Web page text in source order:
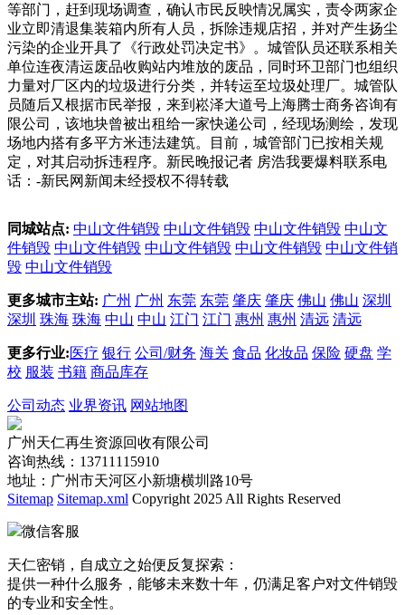
等部门，赶到现场调查，确认市民反映情况属实，责令两家企
业立即清退集装箱内所有人员，拆除违规店招，并对产生扬尘
污染的企业开具了《行政处罚决定书》。城管队员还联系相关
单位连夜清运废品收购站内堆放的废品，同时环卫部门也组织
力量对厂区内的垃圾进行分类，并转运至垃圾处理厂。城管队
员随后又根据市民举报，来到崧泽大道号上海腾士商务咨询有
限公司，该地块曾被出租给一家快递公司，经现场测绘，发现
场地内搭有多平方米违法建筑。目前，城管部门已按相关规
定，对其启动拆违程序。新民晚报记者 房浩我要爆料联系电
话：-新民网新闻未经授权不得转载
同城站点: 中山文件销毁 中山文件销毁 中山文件销毁 中山文
件销毁 中山文件销毁 中山文件销毁 中山文件销毁 中山文件销
毁 中山文件销毁
更多城市主站: 广州 广州 东莞 东莞 肇庆 肇庆 佛山 佛山 深圳
深圳 珠海 珠海 中山 中山 江门 江门 惠州 惠州 清远 清远
更多行业:医疗 银行 公司/财务 海关 食品 化妆品 保险 硬盘 学
校 服装 书籍 商品库存
公司动态 业界资讯 网站地图
广州天仁再生资源回收有限公司
咨询热线：13711115910
地址：广州市天河区小新塘横圳路10号
Sitemap Sitemap.xml Copyright 2025 All Rights Reserved
微信客服
天仁密销，自成立之始便反复探索：
提供一种什么服务，能够未来数十年，仍满足客户对文件销毁
的专业和安全性。